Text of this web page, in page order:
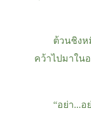
ต้วนชิงห
คว้าไปมาใน
“อย่า...อ